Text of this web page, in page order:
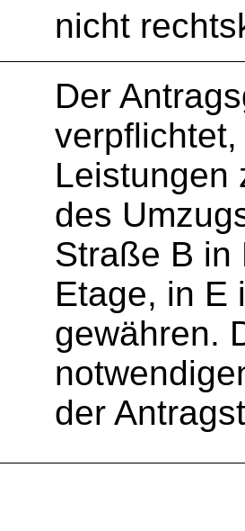
nicht
Der
Leistungen
des
Straße B in
Etage, in E
gewähren.
der